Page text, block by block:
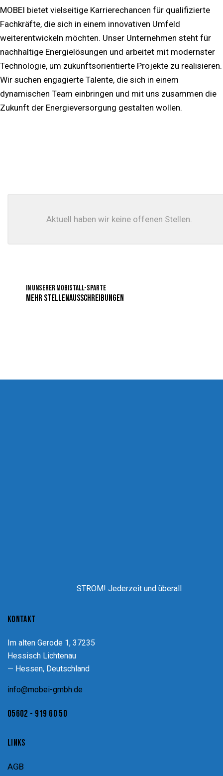
MOBEI bietet vielseitige Karrierechancen für qualifizierte
Fachkräfte, die sich in einem innovativen Umfeld
weiterentwickeln möchten. Unser Unternehmen steht für
nachhaltige Energielösungen und arbeitet mit modernster
Technologie, um zukunftsorientierte Projekte zu realisieren.
Wir suchen engagierte Talente, die sich in einem
dynamischen Team einbringen und mit uns zusammen die
Zukunft der Energieversorgung gestalten wollen.
Aktuell haben wir keine offenen Stellen.
In unserer Mobistall-Sparte
MEHR STELLENAUSSCHREIBUNGEN
STROM! Jederzeit und überall
KONTAKT
Im alten Gerode 1, 37235
Hessisch Lichtenau
— Hessen, Deutschland
info@mobei-gmbh.de
05602 - 919 60 50
LINKS
AGB